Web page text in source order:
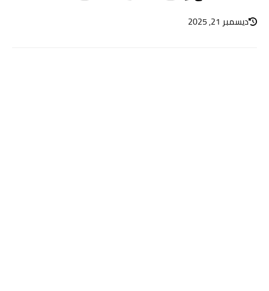
ديسمبر 21, 2025